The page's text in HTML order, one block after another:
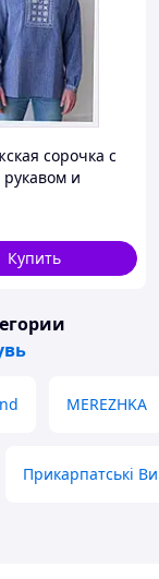
сорочка с
и
Купить
MEREZHKA
Прикарпатські